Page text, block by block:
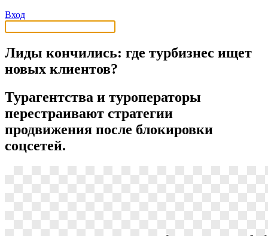
Вход
Лиды кончились: где турбизнес ищет
новых клиентов?
Турагентства и туроператоры
перестраивают стратегии
продвижения после блокировки
соцсетей.